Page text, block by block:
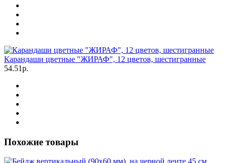
Карандаши цветные "ЖИРАФ", 12 цветов, шестигранные
54.51р.
Похожие товары